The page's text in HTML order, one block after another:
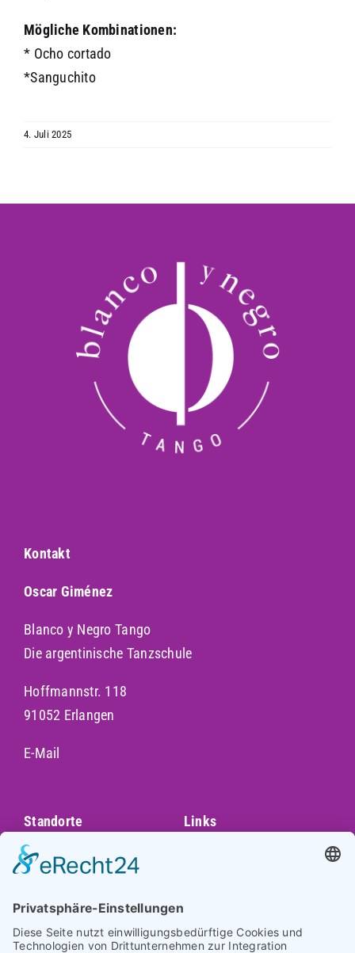
Mögliche Kombinationen:
* Ocho cortado
*Sanguchito
4. Juli 2025
Kontakt
Oscar Giménez
Blanco y Negro Tango
Die argentinische Tanzschule
Hoffmannstr. 118
91052 Erlangen
E-Mail
Standorte
Augsburg
Darmstadt
Frankfurt
Links
Impressum